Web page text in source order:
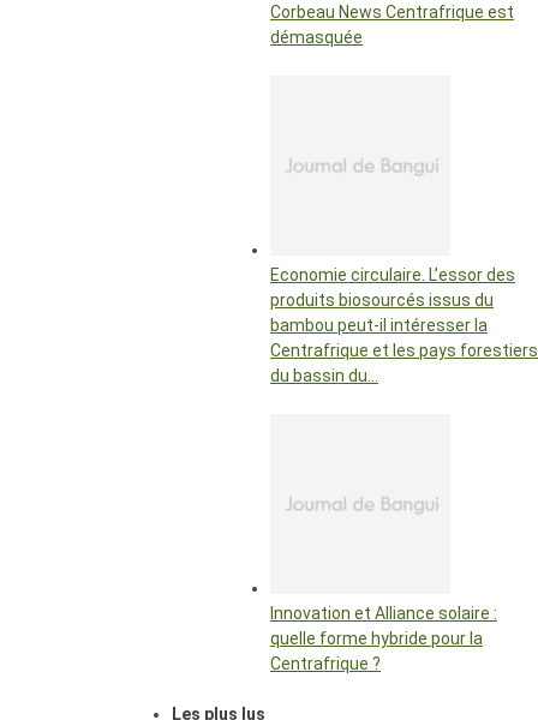
Corbeau News Centrafrique est
démasquée
Economie circulaire. L’essor des
produits biosourcés issus du
bambou peut-il intéresser la
Centrafrique et les pays forestiers
du bassin du…
Innovation et Alliance solaire :
quelle forme hybride pour la
Centrafrique ?
Les plus lus